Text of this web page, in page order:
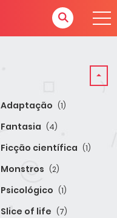
Adaptação (1)
Fantasia (4)
Ficção científica (1)
Monstros (2)
Psicológico (1)
Slice of life (7)